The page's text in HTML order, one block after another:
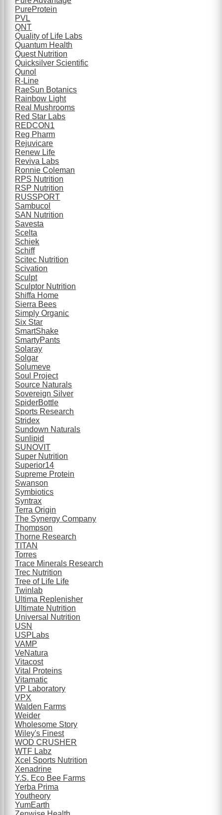
PureProtein
PVL
QNT
Quality of Life Labs
Quantum Health
Quest Nutrition
Quicksilver Scientific
Qunol
R-Line
RaeSun Botanics
Rainbow Light
Real Mushrooms
Red Star Labs
REDCON1
Reg Pharm
Rejuvicare
Renew Life
Reviva Labs
Ronnie Coleman
RPS Nutrition
RSP Nutrition
RUSSPORT
Sambucol
SAN Nutrition
Savesta
Scelta
Schiek
Schiff
Scitec Nutrition
Scivation
Sculpt
Sculptor Nutrition
Shiffa Home
Sierra Bees
Simply Organic
Six Star
SmartShake
SmartyPants
Solaray
Solgar
Solumeve
Soul Project
Source Naturals
Sovereign Silver
SpiderBottle
Sports Research
Stridex
Sundown Naturals
Sunlipid
SUNOVIT
Super Nutrition
Superior14
Supreme Protein
Swanson
Symbiotics
Syntrax
Terra Origin
The Synergy Company
Thompson
Thorne Research
TITAN
Torres
Trace Minerals Research
Trec Nutrition
Tree of Life Life
Twinlab
Ultima Replenisher
Ultimate Nutrition
Universal Nutrition
USN
USPLabs
VAMP
VeNatura
Vitacost
Vital Proteins
Vitamatic
VP Laboratory
VPX
Walden Farms
Weider
Wholesome Story
Wiley's Finest
WOD CRUSHER
WTF Labz
Xcel Sports Nutrition
Xenadrine
Y.S. Eco Bee Farms
Yerba Prima
Youtheory
YumEarth